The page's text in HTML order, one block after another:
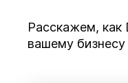
Расскажем, как
вашему